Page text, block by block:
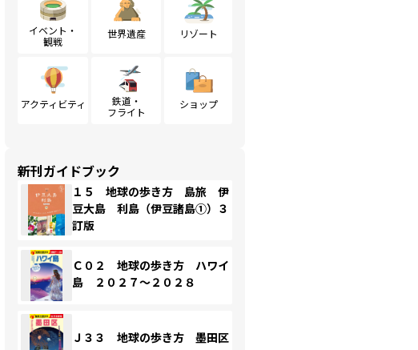
イベント・
観戦
世界遺産 リゾート
アクティビティ
鉄道・
フライト
ショップ
新刊ガイドブック
１５ 地球の歩き方 島旅 伊
豆大島 利島（伊豆諸島①）３
訂版
Ｃ０２ 地球の歩き方 ハワイ
島 ２０２７～２０２８
Ｊ３３ 地球の歩き方 墨田区